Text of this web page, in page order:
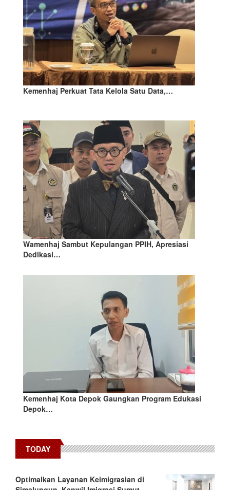
Kemenhaj Perkuat Tata Kelola Satu Data,…
Wamenhaj Sambut Kepulangan PPIH, Apresiasi
Dedikasi…
Kemenhaj Kota Depok Gaungkan Program Edukasi
Depok…
TODAY
Optimalkan Layanan Keimigrasian di